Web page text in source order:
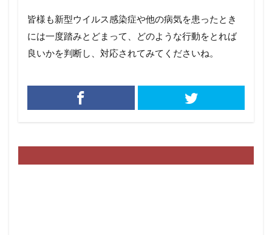
皆様も新型ウイルス感染症や他の病気を患ったとき
には一度踏みとどまって、どのような行動をとれば
良いかを判断し、対応されてみてくださいね。